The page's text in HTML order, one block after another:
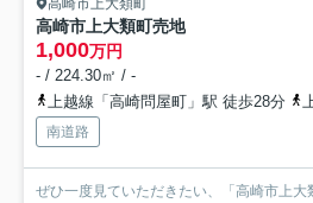
高崎市上大類町
高崎市上大類町売地
1,000万円
- / 224.30㎡ / -
上越線「高崎問屋町」駅 徒歩28分
南道路
ぜひ一度見ていただきたい、「高崎市上大